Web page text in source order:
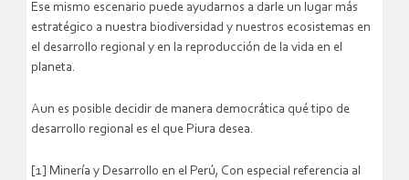
Ese mismo escenario puede ayudarnos a darle un lugar más
estratégico a nuestra biodiversidad y nuestros ecosistemas en
el desarrollo regional y en la reproducción de la vida en el
planeta.
Aun es posible decidir de manera democrática qué tipo de
desarrollo regional es el que Piura desea.
[1] Minería y Desarrollo en el Perú, Con especial referencia al